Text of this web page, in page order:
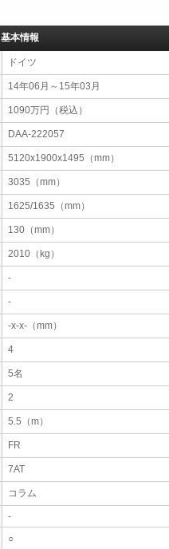
基本情報
ドイツ
14年06月～15年03月
1090万円（税込）
DAA-222057
5120x1900x1495（mm）
3035（mm）
1625/1635（mm）
130（mm）
2010（kg）
-
-
-x-x-（mm）
4
5名
2
5.5（m）
FR
7AT
コラム
-
○